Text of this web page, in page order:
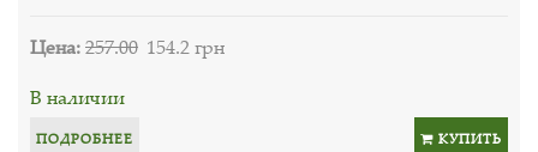
Цена:257.00 154.2 грн
В наличии
ПОДРОБНЕЕ КУПИТЬ